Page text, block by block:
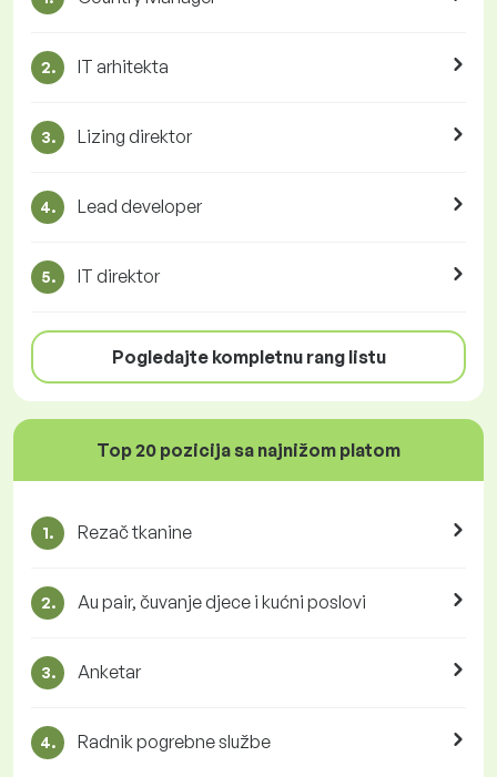
2. IT arhitekta
3. Lizing direktor
4. Lead developer
5. IT direktor
Pogledajte kompletnu rang listu
Top 20 pozicija sa najnižom platom
1. Rezač tkanine
2. Au pair, čuvanje djece i kućni poslovi
3. Anketar
4. Radnik pogrebne službe